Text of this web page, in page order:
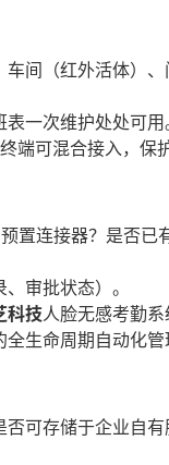
间（红外活体）
一次维护处处可用
端可混合接入，保
置连接器？是否
审批状态）。
科技人脸无感考勤
生命周期自动化管
可存储于企业自